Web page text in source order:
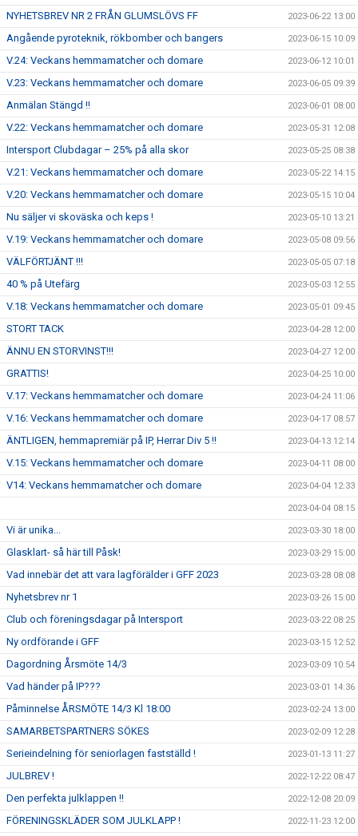
NYHETSBREV NR 2 FRÅN GLUMSLÖVS FF 2023-06-22 13:00
Angående pyroteknik, rökbomber och bangers 2023-06-15 10:09
V.24: Veckans hemmamatcher och domare 2023-06-12 10:01
V.23: Veckans hemmamatcher och domare 2023-06-05 09:39
Anmälan Stängd !! 2023-06-01 08:00
V.22: Veckans hemmamatcher och domare 2023-05-31 12:08
Intersport Clubdagar – 25% på alla skor 2023-05-25 08:38
V.21: Veckans hemmamatcher och domare 2023-05-22 14:15
V.20: Veckans hemmamatcher och domare 2023-05-15 10:04
Nu säljer vi skoväska och keps ! 2023-05-10 13:21
V.19: Veckans hemmamatcher och domare 2023-05-08 09:56
VÄLFÖRTJÄNT !!! 2023-05-05 07:18
40 % på Utefärg 2023-05-03 12:55
V.18: Veckans hemmamatcher och domare 2023-05-01 09:45
STORT TACK 2023-04-28 12:00
ÄNNU EN STORVINST!!! 2023-04-27 12:00
GRATTIS! 2023-04-25 10:00
V.17: Veckans hemmamatcher och domare 2023-04-24 11:06
V.16: Veckans hemmamatcher och domare 2023-04-17 08:57
ÄNTLIGEN, hemmapremiär på IP, Herrar Div 5 !! 2023-04-13 12:14
V.15: Veckans hemmamatcher och domare 2023-04-11 08:00
V14: Veckans hemmamatcher och domare 2023-04-04 12:33
2023-04-04 08:15
Vi är unika... 2023-03-30 18:00
Glasklart- så här till Påsk! 2023-03-29 15:00
Vad innebär det att vara lagförälder i GFF 2023 2023-03-28 08:08
Nyhetsbrev nr 1 2023-03-26 15:00
Club och föreningsdagar på Intersport 2023-03-22 08:25
Ny ordförande i GFF 2023-03-15 12:52
Dagordning Årsmöte 14/3 2023-03-09 10:54
Vad händer på IP??? 2023-03-01 14:36
Påminnelse ÅRSMÖTE 14/3 Kl 18:00 2023-02-24 13:00
SAMARBETSPARTNERS SÖKES 2023-02-09 12:28
Serieindelning för seniorlagen fastställd ! 2023-01-13 11:27
JULBREV ! 2022-12-22 08:47
Den perfekta julklappen !! 2022-12-08 20:09
FÖRENINGSKLÄDER SOM JULKLAPP ! 2022-11-23 12:00